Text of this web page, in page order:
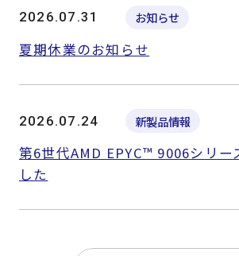
2026.07.31 お知らせ
夏期休業のお知らせ
2026.07.24 新製品情報
第6世代AMD EPYC™ 9006シリー
した